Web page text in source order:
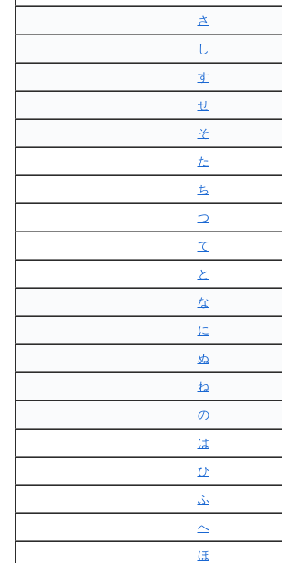
さ
し
す
せ
そ
た
ち
つ
て
と
な
に
ぬ
ね
の
は
ひ
ふ
へ
ほ